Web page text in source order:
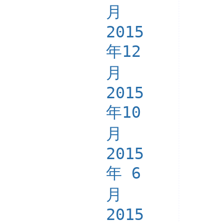
月
2015
年12
月
2015
年10
月
2015
年 6
月
2015